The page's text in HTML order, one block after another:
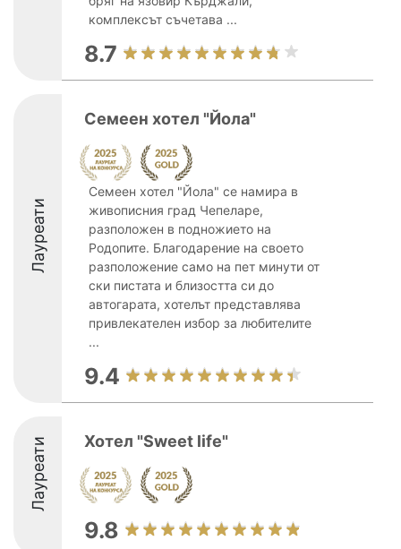
комплексът съчетава ...
8.7
Лауреати
Семеен хотел "Йола"
Семеен хотел "Йола" се намира в
живописния град Чепеларе,
разположен в подножието на
Родопите. Благодарение на своето
разположение само на пет минути от
ски пистата и близостта си до
автогарата, хотелът представлява
привлекателен избор за любителите
...
9.4
Лауреати Хотел "Sweet life"
9.8